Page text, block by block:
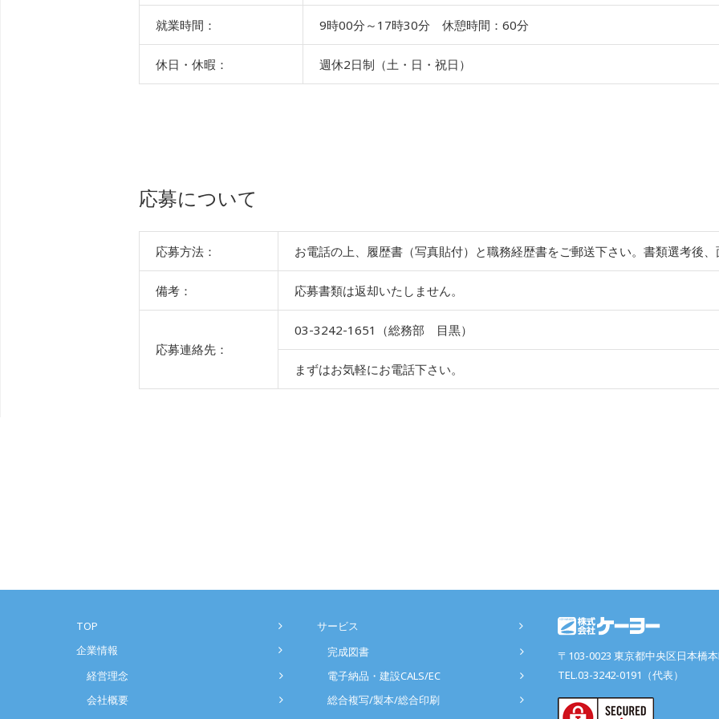
就業時間： 9時00分～17時30分 休憩時間：60分
休日・休暇： 週休2日制（土・日・祝日）
応募について
応募方法： お電話の上、履歴書（写真貼付）と職務経歴書をご郵送下さい。書類選考後、
備考： 応募書類は返却いたしません。
応募連絡先：
03-3242-1651（総務部 目黒）
まずはお気軽にお電話下さい。
TOP
企業情報
経営理念
会社概要
サービス
完成図書
電子納品・建設CALS/EC
総合複写/製本/総合印刷
〒103-0023 東京都中央区日本橋
TEL.03-3242-0191（代表）